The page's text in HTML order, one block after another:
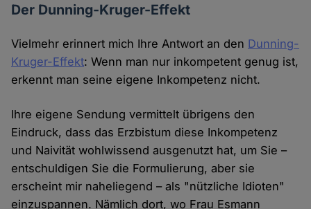
Der Dunning-Kruger-Effekt
Vielmehr erinnert mich Ihre Antwort an den Dunning-
Kruger-Effekt: Wenn man nur inkompetent genug ist,
erkennt man seine eigene Inkompetenz nicht.
Ihre eigene Sendung vermittelt übrigens den
Eindruck, dass das Erzbistum diese Inkompetenz
und Naivität wohlwissend ausgenutzt hat, um Sie –
entschuldigen Sie die Formulierung, aber sie
erscheint mir naheliegend – als "nützliche Idioten"
einzuspannen. Nämlich dort, wo Frau Esmann